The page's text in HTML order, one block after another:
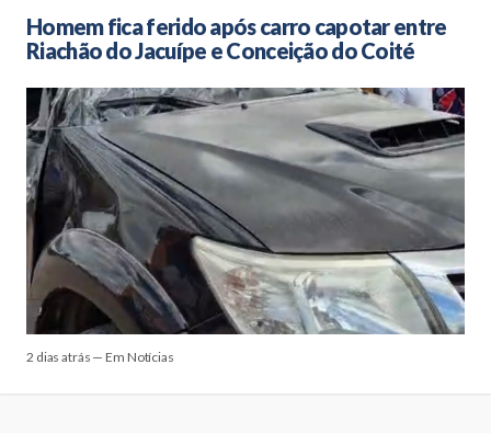
Homem fica ferido após carro capotar entre
Riachão do Jacuípe e Conceição do Coité
2 dias atrás — Em Notícias